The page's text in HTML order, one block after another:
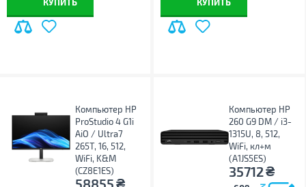
Компьютер HP
ProStudio 4 G1i
AiO / Ultra7
265T, 16, 512,
WiFi, K&M
(CZ8E1ES)
58855₴
Компьютер HP
260 G9 DM / i3-
1315U, 8, 512,
WiFi, кл+м
(A1JS5ES)
35712₴